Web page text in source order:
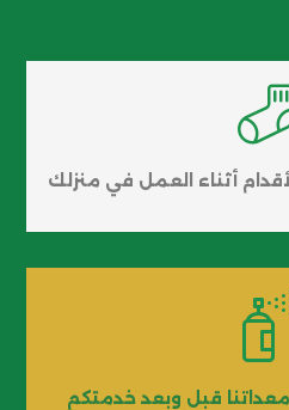
أثناء العمل في منزلك
قبل وبعد خدمتكم